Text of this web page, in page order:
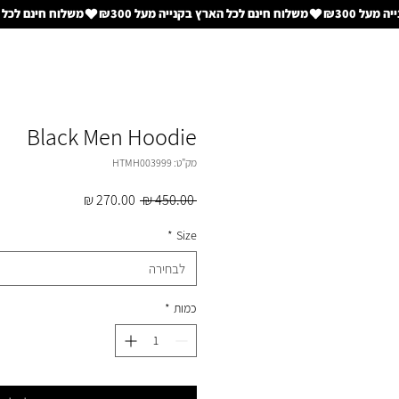
Black Men Hoodie
מק"ט: HTMH003999
‏450.00 ‏₪
מחיר
Size
*
לבחירה
כמות *